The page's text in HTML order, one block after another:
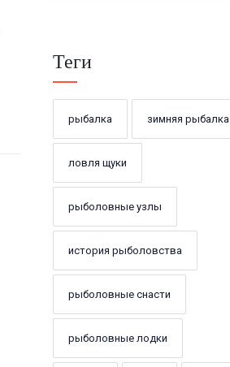
Теги
рыбалка зимняя рыбалка
ловля щуки
рыболовные узлы
история рыболовства
рыболовные снасти
рыболовные лодки